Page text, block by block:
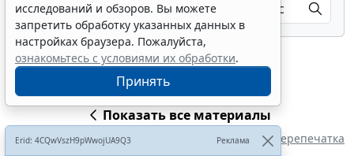
Показать все материалы
Перепечатка
исследований и обзоров. Вы можете
запретить обработку указанных данных в
настройках браузера. Пожалуйста,
ознакомьтесь с условиями их обработки.
Принять
Erid: 4CQwVszH9pWwojUA9Q3 Реклама